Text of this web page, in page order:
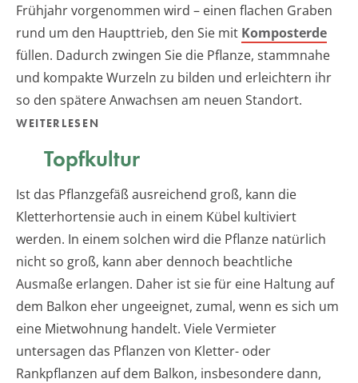
Frühjahr vorgenommen wird – einen flachen Graben
rund um den Haupttrieb, den Sie mit Komposterde
füllen. Dadurch zwingen Sie die Pflanze, stammnahe
und kompakte Wurzeln zu bilden und erleichtern ihr
so den spätere Anwachsen am neuen Standort.
WEITERLESEN
Topfkultur
Ist das Pflanzgefäß ausreichend groß, kann die
Kletterhortensie auch in einem Kübel kultiviert
werden. In einem solchen wird die Pflanze natürlich
nicht so groß, kann aber dennoch beachtliche
Ausmaße erlangen. Daher ist sie für eine Haltung auf
dem Balkon eher ungeeignet, zumal, wenn es sich um
eine Mietwohnung handelt. Viele Vermieter
untersagen das Pflanzen von Kletter- oder
Rankpflanzen auf dem Balkon, insbesondere dann,